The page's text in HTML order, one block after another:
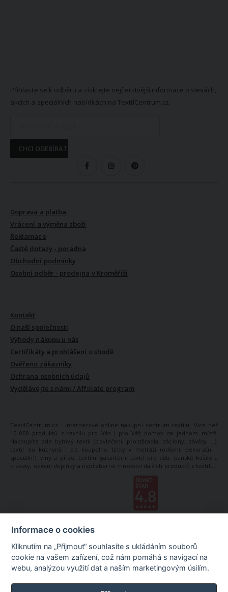
Přihlaste se k odběru a získtejte nejčerstvější informace o slevách,
akcích a speciálních nabídkách na TextilCentrum.cz.
CHCI ODEBÍRAT
Doprava a platba
Vrácení a výměna zboží
Reklamace
Časté dotazy - poradna
Obchodní podmínky
Osobní odběr - prodejna v Kroměříži
Kontakt
O naší společnosti
Výhody nákupu u nás
Certifikáty a prohlášení o shodě
Ověřeno zákazníky
Ochrana osobních údajů
Vydělávejte s námi / Affiliate program
TextilCentrum.cz - internetové online nákupní centrum textilu. Více než
15 000 produktů z textilu pro Vás i pro Váš domov na jednom místě.
Nakoupíte zde bytový textil (povlečení, prostěradla, záclony, závěsy ...),
textil do kuchyně i do koupelny, látky v metráži (oděvní, dekorační i
speciální), vlny a příze, textilní galanterii, textil pro děti, pánské košile a
kravaty, oděvní doplňky a nepřeberné množství dalších produktů z textilu.
Informace o cookies
Kliknutím na „Přijmout“ souhlasíte s ukládáním souborů
cookie na vašem zařízení, což nám pomáhá s navigací na
webu, analýzou využití dat a naším marketingovým úsilím.